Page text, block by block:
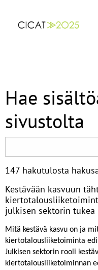
Hae
sivustolta
147 hakutulosta
Kestävään kasvuun
julkisen sektorin tukea
Mitä kestävä kasvu on ja
kiertotalousliiketoiminta
Julkisen sektorin rooli
kiertotalousliiketoiminnan